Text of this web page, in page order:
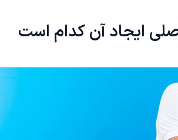
ایجاد آن کدام است